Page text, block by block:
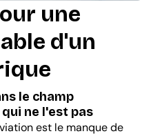
une
d'un
le champ
ne l'est pas
est le manque de